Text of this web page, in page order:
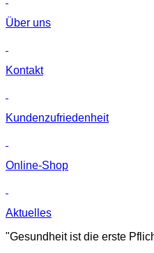
Über uns
Kontakt
Kunden­zufriedenheit
Online-Shop
Aktuelles
"Gesundheit ist die erste